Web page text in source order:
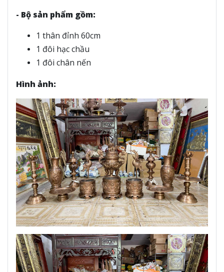
- Bộ sản phẩm gồm:
1 thân đỉnh 60cm
1 đôi hạc chầu
1 đôi chân nến
Hình ảnh: